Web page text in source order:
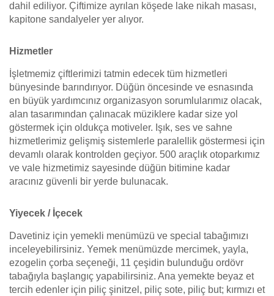
dahil ediliyor. Çiftimize ayrılan köşede lake nikah masası,
kapitone sandalyeler yer alıyor.
Hizmetler
İşletmemiz çiftlerimizi tatmin edecek tüm hizmetleri
bünyesinde barındırıyor. Düğün öncesinde ve esnasında
en büyük yardımcınız organizasyon sorumlularımız olacak,
alan tasarımından çalınacak müziklere kadar size yol
göstermek için oldukça motiveler. Işık, ses ve sahne
hizmetlerimiz gelişmiş sistemlerle paralellik göstermesi için
devamlı olarak kontrolden geçiyor. 500 araçlık otoparkımız
ve vale hizmetimiz sayesinde düğün bitimine kadar
aracınız güvenli bir yerde bulunacak.
Yiyecek / İçecek
Davetiniz için yemekli menümüzü ve special tabağımızı
inceleyebilirsiniz. Yemek menümüzde mercimek, yayla,
ezogelin çorba seçeneği, 11 çeşidin bulunduğu ordövr
tabağıyla başlangıç yapabilirsiniz. Ana yemekte beyaz et
tercih edenler için piliç şinitzel, piliç sote, piliç but; kırmızı et